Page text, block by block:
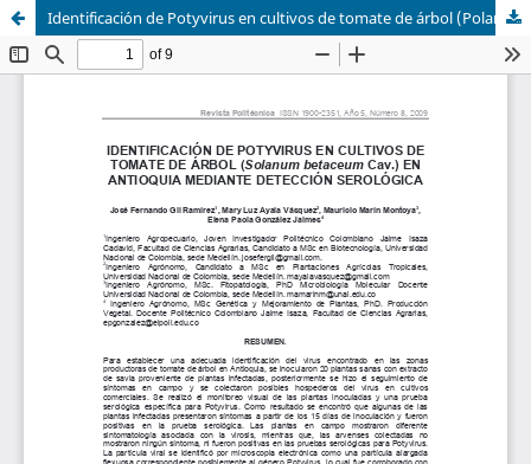
Identificación de Potyvirus en cultivos de tomate de árbol (Polanum Betaceum Cav.) en Antioquia mediante detección serológica